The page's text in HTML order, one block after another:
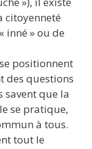
citoyenneté
inné » ou de
positionnent
des questions
savent que la
se pratique,
à tous.
tout le